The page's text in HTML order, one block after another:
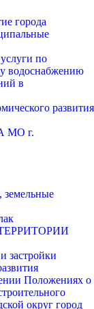
города
по
водоснабжению
в
развития
МО г.
земельные
застройки
Положениях о
округ город